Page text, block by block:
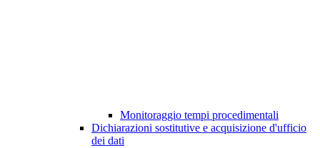
Monitoraggio tempi procedimentali
Dichiarazioni sostitutive e acquisizione d'ufficio
dei dati